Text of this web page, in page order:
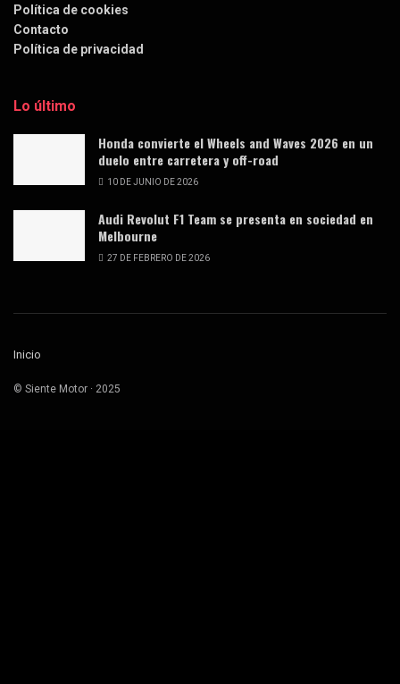
Política de cookies
Contacto
Política de privacidad
Lo último
Honda convierte el Wheels and Waves 2026 en un
duelo entre carretera y off-road
10 DE JUNIO DE 2026
Audi Revolut F1 Team se presenta en sociedad en
Melbourne
27 DE FEBRERO DE 2026
Inicio
© Siente Motor · 2025